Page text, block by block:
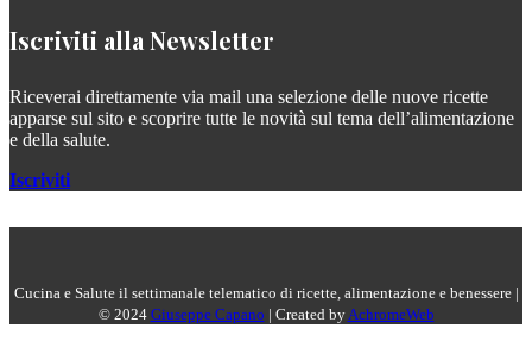
Iscriviti alla Newsletter
Riceverai direttamente via mail una selezione delle nuove ricette
apparse sul sito e scoprire tutte le novità sul tema dell’alimentazione
e della salute.
Iscriviti
Cucina e Salute il settimanale telematico di ricette, alimentazione e benessere |
© 2024 Giuseppe Capano | Created byAchromeWeb